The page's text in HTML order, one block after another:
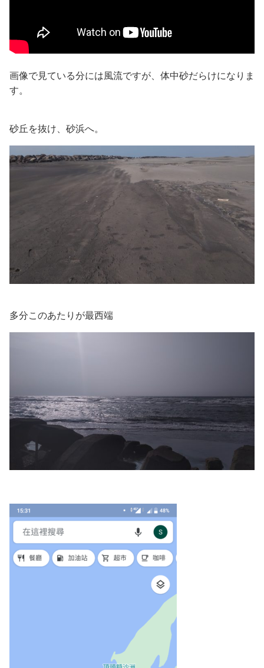
画像で見ている分には風流ですが、体中砂だらけになりま
す。
砂丘を抜け、砂浜へ。
多分このあたりが最西端